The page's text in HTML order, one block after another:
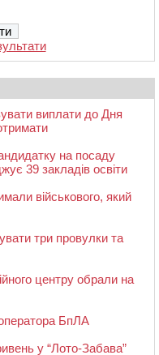
виплати до Дня
на посаду
39 закладів освіти
військового, який
три провулки та
центру обрали на
БпЛА
у “Лото-Забава”